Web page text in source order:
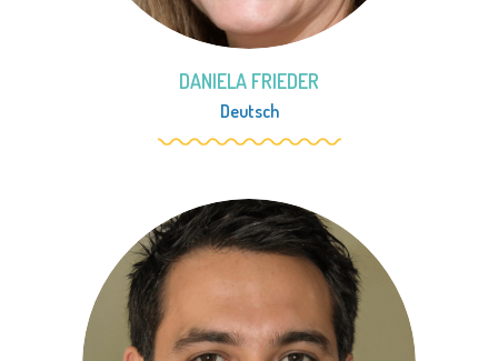
DANIELA FRIEDER
Deutsch